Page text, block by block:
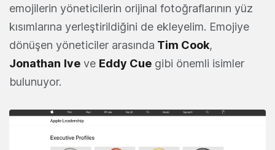
emojilerin yöneticilerin orijinal fotoğraflarının yüz
kısımlarına yerleştirildiğini de ekleyelim. Emojiye
dönüşen yöneticiler arasında Tim Cook,
Jonathan Ive ve Eddy Cue gibi önemli isimler
bulunuyor.